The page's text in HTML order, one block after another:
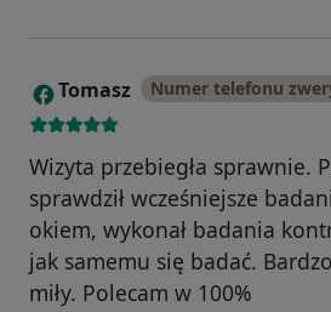
T Tomasz Numer telefonu
Wizyta przebiegła sprawnie.
sprawdził wcześniejsze
okiem, wykonał badania
jak samemu się badać.
miły. Polecam w 100%